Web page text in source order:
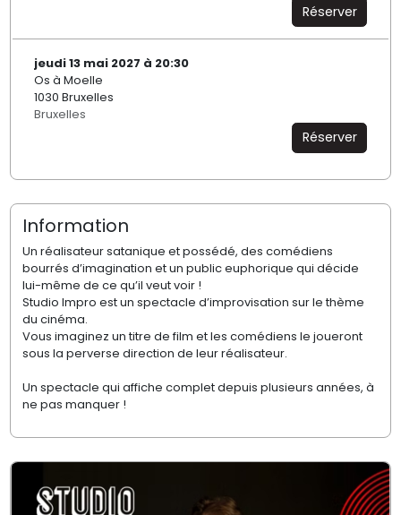
Réserver
jeudi 13 mai 2027 à 20:30
Os à Moelle
1030 Bruxelles
Bruxelles
Réserver
Information
Un réalisateur satanique et possédé, des comédiens
bourrés d’imagination et un public euphorique qui décide
lui-même de ce qu’il veut voir !
Studio Impro est un spectacle d’improvisation sur le thème
du cinéma.
Vous imaginez un titre de film et les comédiens le joueront
sous la perverse direction de leur réalisateur.
Un spectacle qui affiche complet depuis plusieurs années, à
ne pas manquer !